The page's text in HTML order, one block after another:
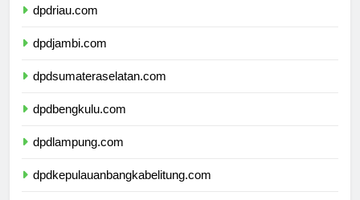
dpdriau.com
dpdjambi.com
dpdsumateraselatan.com
dpdbengkulu.com
dpdlampung.com
dpdkepulauanbangkabelitung.com